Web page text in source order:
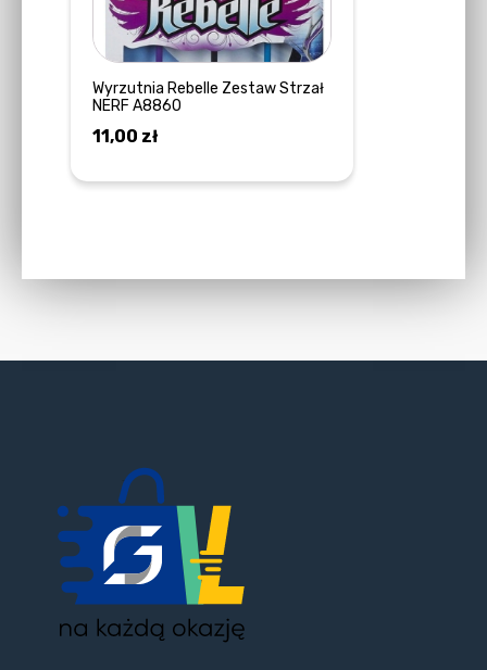
Wyrzutnia Rebelle Zestaw Strzał
NERF A8860
11,00 zł